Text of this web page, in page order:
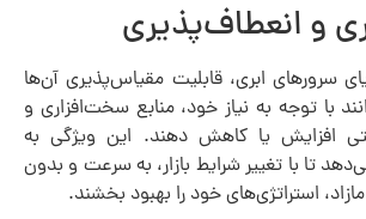
و انعطاف‌پذیری
سرورهای ابری، قابلیت مقیاس‌پذیری آن‌ها
با توجه به نیاز خود، منابع سخت‌افزاری و
افزایش یا کاهش دهند. این ویژگی به
تا با تغییر شرایط بازار، به سرعت و بدون
استراتژی‌های خود را بهبود بخشند.